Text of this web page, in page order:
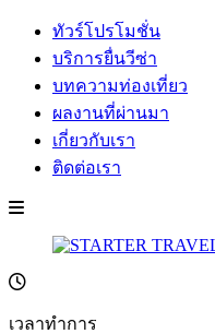
ทัวร์โปรโมชั่น
บริการยื่นวีซ่า
บทความท่องเที่ยว
ผลงานที่ผ่านมา
เกี่ยวกับเรา
ติดต่อเรา
เวลาทำการ